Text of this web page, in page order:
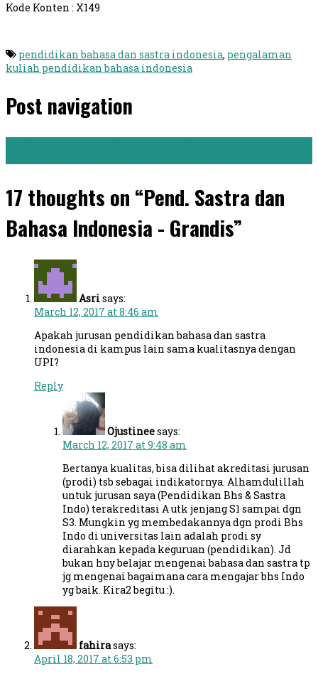
Kode Konten : X149
pendidikan bahasa dan sastra indonesia, pengalaman
kuliah pendidikan bahasa indonesia
Post navigation
17 thoughts on “Pend. Sastra dan
Bahasa Indonesia - Grandis”
Asrisays:
March 12, 2017 at 8:46 am
Apakah jurusan pendidikan bahasa dan sastra
indonesia di kampus lain sama kualitasnya dengan
UPI?
Reply
Ojustineesays:
March 12, 2017 at 9:48 am
Bertanya kualitas, bisa dilihat akreditasi jurusan
(prodi) tsb sebagai indikatornya. Alhamdulillah
untuk jurusan saya (Pendidikan Bhs & Sastra
Indo) terakreditasi A utk jenjang S1 sampai dgn
S3. Mungkin yg membedakannya dgn prodi Bhs
Indo di universitas lain adalah prodi sy
diarahkan kepada keguruan (pendidikan). Jd
bukan hny belajar mengenai bahasa dan sastra tp
jg mengenai bagaimana cara mengajar bhs Indo
yg baik. Kira2 begitu :).
fahirasays:
April 18, 2017 at 6:53 pm